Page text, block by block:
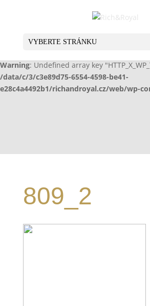
: Undefined array key
e28c4a4492b1/richandroyal.cz/web/wp-
Warning: Undefined array key
/data/c/3/c3e89d75-6554-4598-be41-
e28c4a4492b1/richandroyal.cz/web/wp-
VYBERTE STRÁNKU
809_2